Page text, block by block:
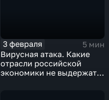
3 февраля
5 мин
Вирусная атака. Какие
отрасли российской
экономики не выдержат